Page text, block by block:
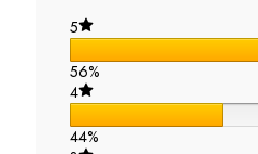
5
56%
4
44%